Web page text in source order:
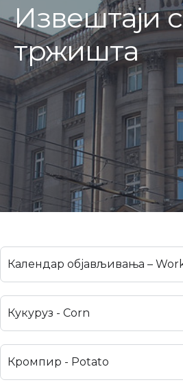
Извештаји
тржишта
Календар објављивања –
Кукуруз - Corn
Кромпир - Potato